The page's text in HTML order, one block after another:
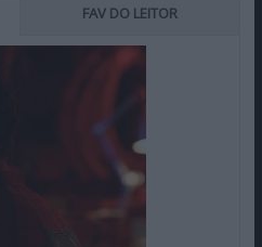
FAV DO LEITOR